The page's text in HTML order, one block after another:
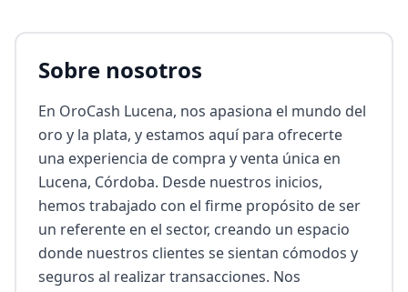
Sobre nosotros
En OroCash Lucena, nos apasiona el mundo del
oro y la plata, y estamos aquí para ofrecerte
una experiencia de compra y venta única en
Lucena, Córdoba. Desde nuestros inicios,
hemos trabajado con el firme propósito de ser
un referente en el sector, creando un espacio
donde nuestros clientes se sientan cómodos y
seguros al realizar transacciones. Nos